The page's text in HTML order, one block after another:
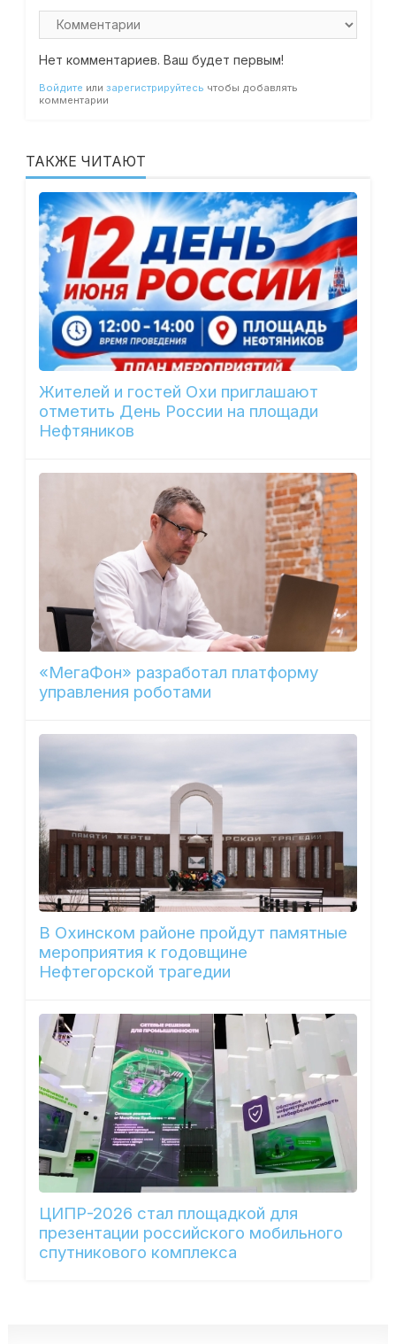
Нет комментариев. Ваш будет первым!
Войдите или зарегистрируйтесь чтобы добавлять
комментарии
ТАКЖЕ ЧИТАЮТ
Жителей и гостей Охи приглашают
отметить День России на площади
Нефтяников
«МегаФон» разработал платформу
управления роботами
В Охинском районе пройдут памятные
мероприятия к годовщине
Нефтегорской трагедии
ЦИПР-2026 стал площадкой для
презентации российского мобильного
спутникового комплекса